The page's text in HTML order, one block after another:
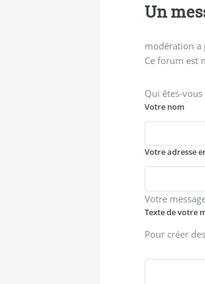
Un
modération a
Ce forum est
Qui êtes-vous
Votre nom
Votre adresse
Votre
Texte de votre
Pour créer